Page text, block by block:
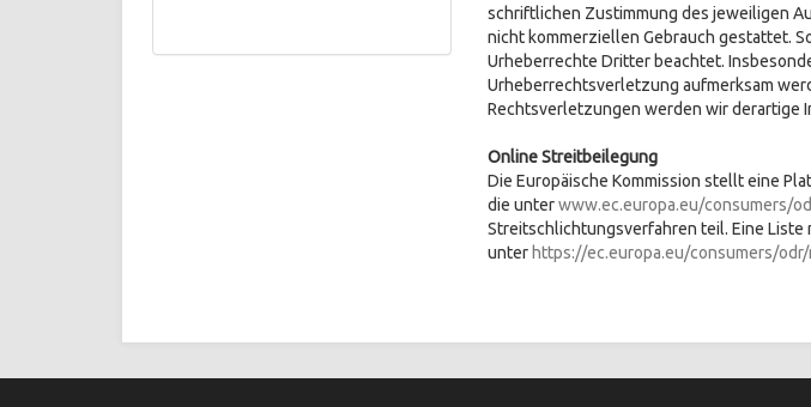
schriftlichen Zustimmung des jeweiligen
nicht kommerziellen Gebrauch gestattet.
Urheberrechte Dritter beachtet.
Urheberrechtsverletzung aufmerksam
Rechtsverletzungen werden wir derartige
Online Streitbeilegung
Die Europäische Kommission stellt eine
die unterwww.ec.europa.eu/consumers/
Streitschlichtungsverfahren teil. Eine
unter https://ec.europa.eu/consumers/